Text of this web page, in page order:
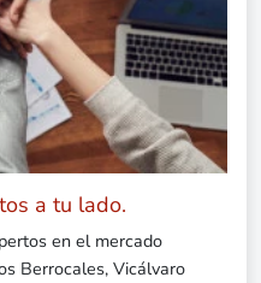
a tu lado.
en el mercado
Berrocales, Vicálvaro